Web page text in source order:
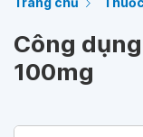
Công
100mg